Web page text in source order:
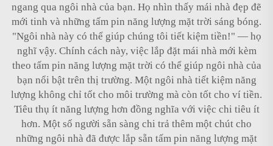
ngang qua ngôi nhà của bạn. Họ nhìn thấy mái nhà đẹp đẽ
mới tinh và những tấm pin năng lượng mặt trời sáng bóng.
"Ngôi nhà này có thể giúp chúng tôi tiết kiệm tiền!" — họ
nghĩ vậy. Chính cách này, việc lắp đặt mái nhà mới kèm
theo tấm pin năng lượng mặt trời có thể giúp ngôi nhà của
bạn nổi bật trên thị trường. Một ngôi nhà tiết kiệm năng
lượng không chỉ tốt cho môi trường mà còn tốt cho ví tiền.
Tiêu thụ ít năng lượng hơn đồng nghĩa với việc chi tiêu ít
hơn. Một số người sẵn sàng chi trả thêm một chút cho
những ngôi nhà đã được lắp sẵn tấm pin năng lượng mặt